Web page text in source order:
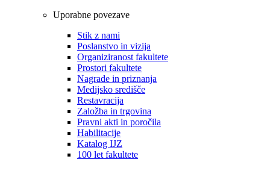
Uporabne povezave
Stik z nami
Poslanstvo in vizija
Organiziranost fakultete
Prostori fakultete
Nagrade in priznanja
Medijsko središče
Restavracija
Založba in trgovina
Pravni akti in poročila
Habilitacije
Katalog IJZ
100 let fakultete